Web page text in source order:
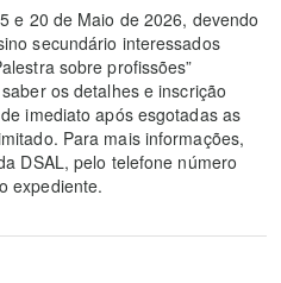
e 20 de Maio de 2026, devendo
secundário interessados
sobre profissões”
os detalhes e inscrição
imediato após esgotadas as
Para mais informações,
DSAL, pelo telefone número
expediente.